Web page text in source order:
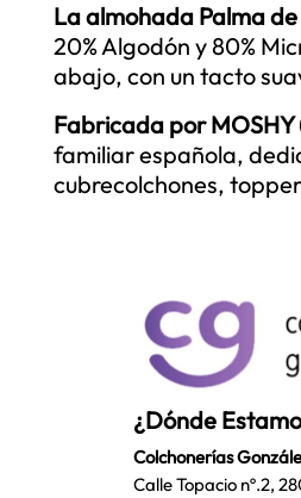
La almohada Palma
20% Algodón y 80%
abajo, con un tacto
Fabricada porMOSHY
familiar española,
cubrecolchones,
¿Dónde
Colchonerías
Calle Topacio nº.2,